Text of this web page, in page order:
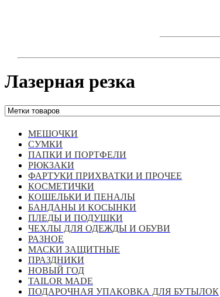
Лазерная резка
МЕШОЧКИ
СУМКИ
ПАПКИ И ПОРТФЕЛИ
РЮКЗАКИ
ФАРТУКИ ПРИХВАТКИ И ПРОЧЕЕ
КОСМЕТИЧКИ
КОШЕЛЬКИ И ПЕНАЛЫ
БАНДАНЫ И КОСЫНКИ
ПЛЕДЫ И ПОДУШКИ
ЧЕХЛЫ ДЛЯ ОДЕЖДЫ И ОБУВИ
РАЗНОЕ
МАСКИ ЗАЩИТНЫЕ
ПРАЗДНИКИ
НОВЫЙ ГОД
TAILOR MADE
ПОДАРОЧНАЯ УПАКОВКА ДЛЯ БУТЫЛОК